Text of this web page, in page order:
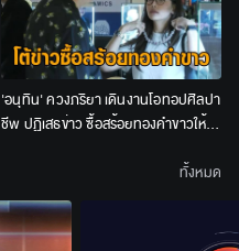
'อนุทิน' ควงภริยา เดินงานโอทอปศิลปา
ชีพ ปฏิเสธข่าว ซื้อสร้อยทองคำขาวให้
ทั้งหมด